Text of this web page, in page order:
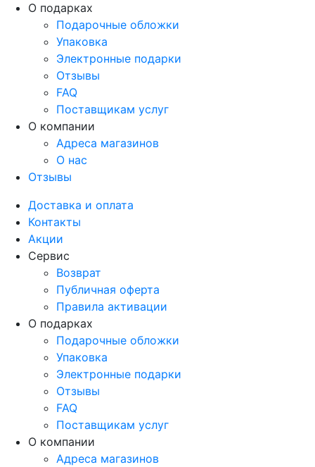
О подарках
Подарочные обложки
Упаковка
Электронные подарки
Отзывы
FAQ
Поставщикам услуг
О компании
Адреса магазинов
О нас
Отзывы
Доставка и оплата
Контакты
Акции
Сервис
Возврат
Публичная оферта
Правила активации
О подарках
Подарочные обложки
Упаковка
Электронные подарки
Отзывы
FAQ
Поставщикам услуг
О компании
Адреса магазинов